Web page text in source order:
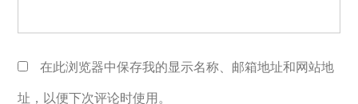
在此浏览器中保存我的显示名称、邮箱地址和网站地
址，以便下次评论时使用。